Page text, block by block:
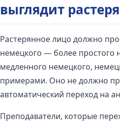
выглядит
Растерянное лицо должно
немецкого — более простого
медленного немецкого,
примерами. Оно не должно
автоматический переход на
Преподаватели, которые